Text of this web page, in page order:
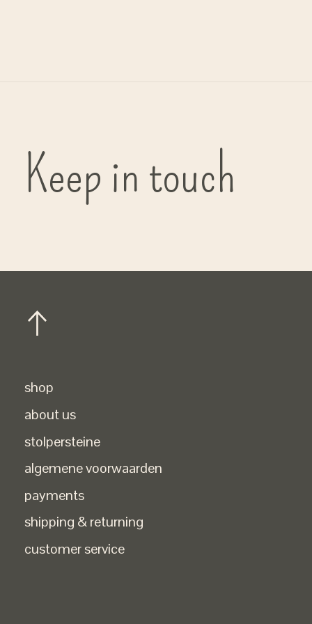
Keep in touch
shop
about us
stolpersteine
algemene voorwaarden
payments
shipping & returning
customer service